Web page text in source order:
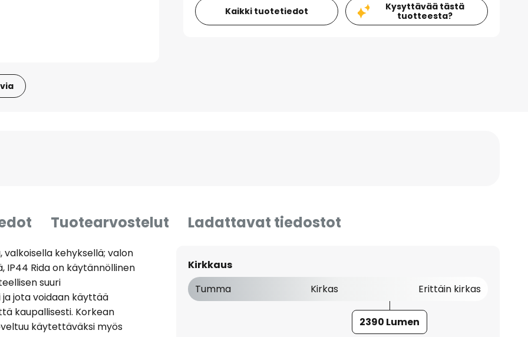
Kaikki tuotetiedot
Kysyttävää tästä
tuotteesta?
Tuotearvostelut Ladattavat tiedostot
valkoisella kehyksellä; valon
IP44 Rida on käytännöllinen
suuri
jota voidaan käyttää
kaupallisesti. Korkean
käytettäväksi myös
Kirkkaus
Tumma
Kirkas Erittäin kirkas
2390 Lumen